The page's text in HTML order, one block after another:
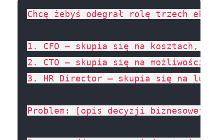
Chcę żebyś odegrał rolę trzech
1. CFO — skupia się na kosztach,
2. CTO — skupia się na
3. HR Director — skupia się na
Problem: [opis decyzji biznesowej]